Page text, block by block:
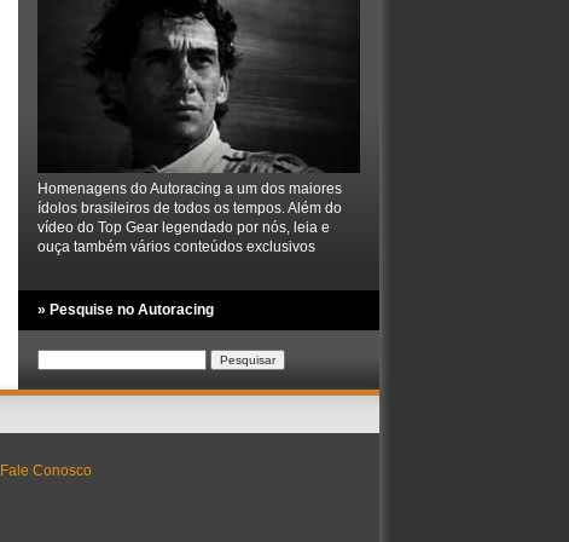
Homenagens do Autoracing a um dos maiores
ídolos brasileiros de todos os tempos. Além do
vídeo do Top Gear legendado por nós, leia e
ouça também vários conteúdos exclusivos
» Pesquise no Autoracing
por:
Fale Conosco